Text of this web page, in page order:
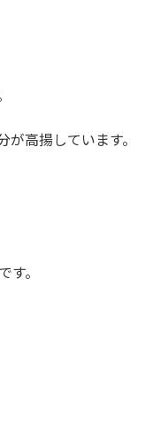
が高揚しています。
す。